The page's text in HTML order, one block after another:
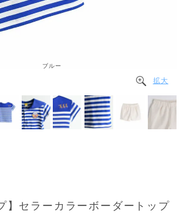
ブルー
拡大
】セラーカラーボーダートップ